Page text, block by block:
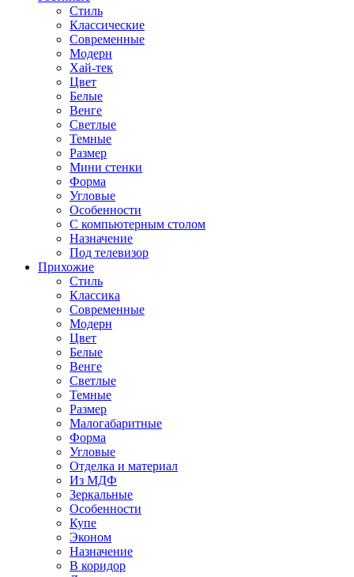
Стиль
Классические
Современные
Модерн
Хай-тек
Цвет
Белые
Венге
Светлые
Темные
Размер
Мини стенки
Форма
Угловые
Особенности
С компьютерным столом
Назначение
Под телевизор
Прихожие
Стиль
Классика
Современные
Модерн
Цвет
Белые
Венге
Светлые
Темные
Размер
Малогабаритные
Форма
Угловые
Отделка и материал
Из МДФ
Зеркальные
Особенности
Купе
Эконом
Назначение
В коридор